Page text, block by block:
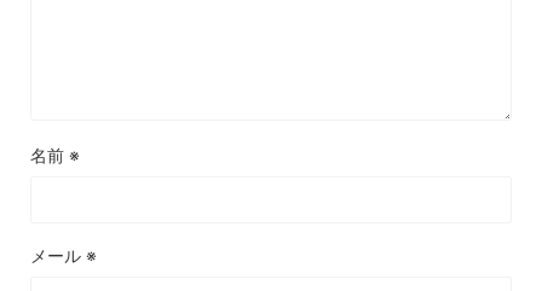
名前 ※
メール ※